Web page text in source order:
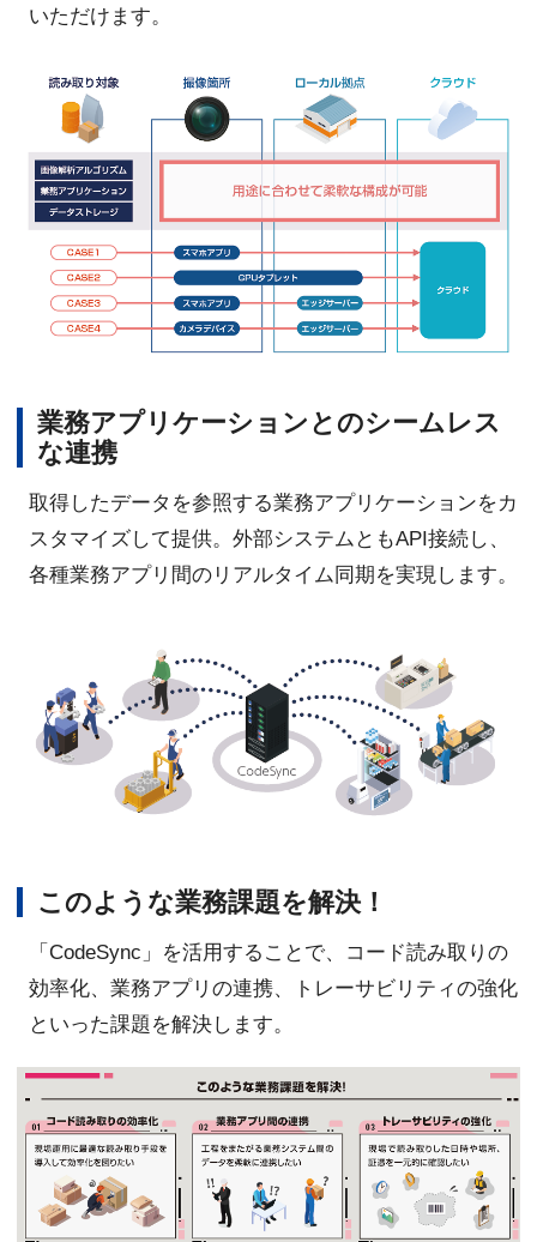
いただけます。
業務アプリケーションとのシームレス
な連携
取得したデータを参照する業務アプリケーションをカ
スタマイズして提供。外部システムともAPI接続し、
各種業務アプリ間のリアルタイム同期を実現します。
このような業務課題を解決！
「CodeSync」を活用することで、コード読み取りの
効率化、業務アプリの連携、トレーサビリティの強化
といった課題を解決します。